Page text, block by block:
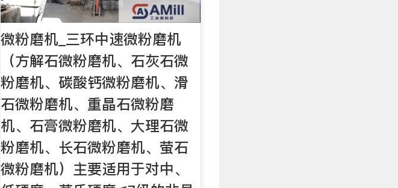
微粉磨机_三环中速微粉磨机
（方解石微粉磨机、石灰石微
粉磨机、碳酸钙微粉磨机、滑
石微粉磨机、重晶石微粉磨
机、石膏微粉磨机、大理石微
粉磨机、长石微粉磨机、萤石
微粉磨机）主要适用于对中、